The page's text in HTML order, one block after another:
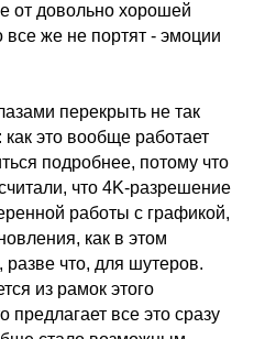
от довольно хорошей
же не портят - эмоции
перекрыть не так
это вообще работает
подробнее, потому что
что 4K-разрешение
работы с графикой,
как в этом
разве что, для шутеров.
из рамок этого
предлагает все это сразу